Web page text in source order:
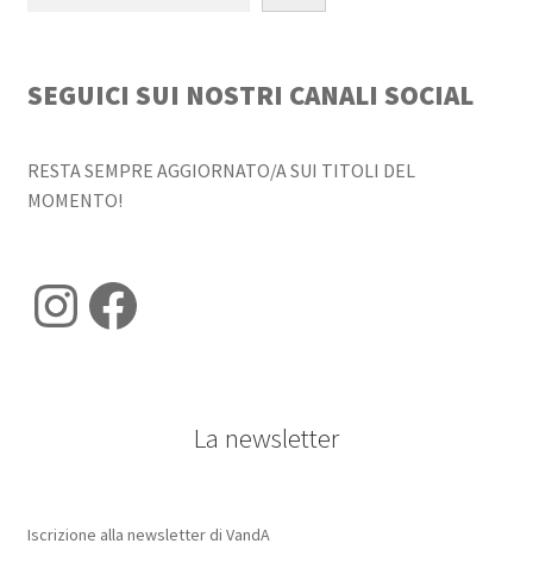
SEGUICI SUI NOSTRI CANALI SOCIAL
RESTA SEMPRE AGGIORNATO/A SUI TITOLI DEL
MOMENTO!
Instagram
Facebook
La newsletter
Iscrizione alla newsletter di VandA